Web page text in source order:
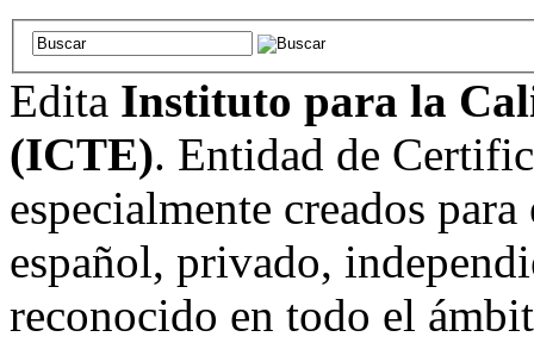
Edita Instituto para la
(ICTE). Entidad de
especialmente creados
español, privado,
reconocido en todo el